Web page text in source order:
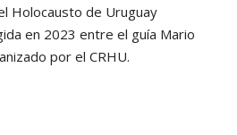
Holocausto de Uruguay
en 2023 entre el guía Mario
por el CRHU.